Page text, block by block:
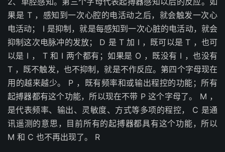
果是 T ，感知到一次心腔的电活动之后，就会触发一次心
电活动； I 是抑制，就是每感知到一次心脏的电活动，就会
抑制这次电脉冲的发放； D 是 T 加 I ，既可以是 T ，也可
以是 I ， T 和 I 两个都有；如果是 O ，既没有 I ，也没有
T ，既不触发，也不抑制，就是不作反应。第四个字母现在
用的越来越少。 P ，既有频率和或输出程控的功能；所有
起搏器都有这个功能，所以现在不带 P 这个字母了。 M ，
是代表频率、输出、灵敏度、方式等多项的程控， C 是通
讯遥测的意思，目前所有的起搏器都具有这个功能，所以
M 和 C 也不再出现了。 R